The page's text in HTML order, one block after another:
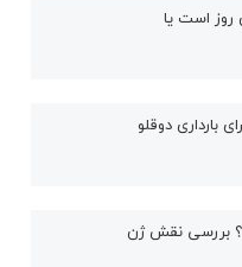
روز است یا
بارداری دوقلو
بررسی نقش ژن